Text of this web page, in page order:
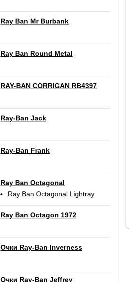
Ray Ban Mr Burbank
Ray Ban Round Metal
RAY-BAN CORRIGAN RB4397
Ray-Ban Jack
Ray-Ban Frank
Ray Ban Octagonal
Ray Ban Octagonal Lightray
Ray Ban Octagon 1972
Очки Ray-Ban Inverness
Очки Ray-Ban Jeffrey